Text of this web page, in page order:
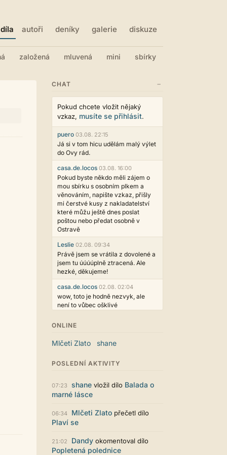
díla autoři deníky galerie diskuze
založená mluvená mini sbírky
CHAT −
Pokud chcete vložit nějaký
vzkaz, musíte se přihlásit.
puero 03.08. 22:15
Já si v tom hicu udělám malý výlet
do Ovy rád.
casa.de.locos 03.08. 16:00
Pokud byste někdo měli zájem o
mou sbírku s osobním plkem a
věnováním, napište vzkaz, přišly
mi čerstvé kusy z nakladatelství
které můžu ještě dnes poslat
poštou nebo předat osobně v
Ostravě
Leslie 02.08. 09:34
Právě jsem se vrátila z dovolené a
jsem tu úúúúplně ztracená. Ale
hezké, děkujeme!
casa.de.locos 02.08. 02:04
wow, toto je hodně nezvyk, ale
není to vůbec ošklivé
Už i počet přečtení jde vidět,
reklama co zasahovala do chatu je
myslím také už v pořádku,
Líbí se mi tmavá varianta nového
vzhledu. Na některých místech
jsou sice mezi prvky příliš velké
určitě to půjde upravit místním
stylem... Celkově je styl dobře
puero 29.07. 11:53
ONLINE
Mlčeti Zlato shane
POSLEDNÍ AKTIVITY
07:23 shane vložil dílo Balada o
marné lásce
06:34 Mlčeti Zlato přečetl dílo
Plaví se
21:02 Dandy okomentoval dílo
Popletená polednice